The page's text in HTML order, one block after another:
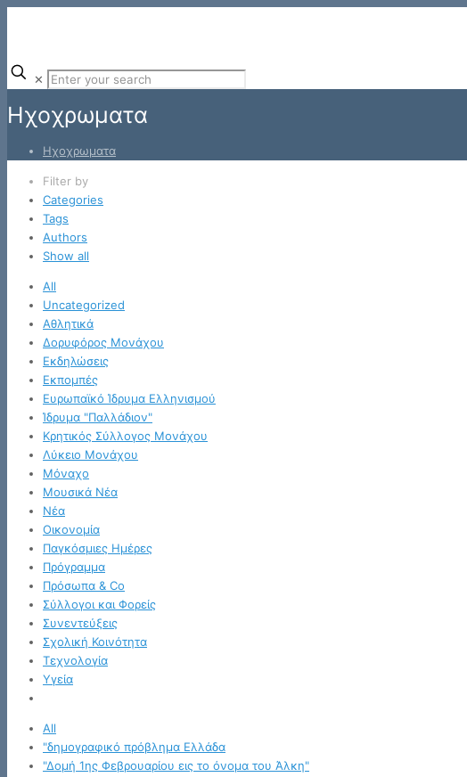
✕
Ηχοχρωματα
Ηχοχρωματα
Filter by
Categories
Tags
Authors
Show all
All
Uncategorized
Αθλητικά
Δορυφόρος Μονάχου
Εκδηλώσεις
Εκπομπές
Ευρωπαϊκό Ίδρυμα Ελληνισμού
Ίδρυμα "Παλλάδιον"
Κρητικός Σύλλογος Μονάχου
Λύκειο Μονάχου
Μόναχο
Μουσικά Νέα
Νέα
Οικονομία
Παγκόσμιες Ημέρες
Πρόγραμμα
Πρόσωπα & Co
Σύλλογοι και Φορείς
Συνεντεύξεις
Σχολική Κοινότητα
Τεχνολογία
Υγεία
All
"δημογραφικό πρόβλημα Ελλάδα
"Δομή 1ης Φεβρουαρίου εις το όνομα του Άλκη"